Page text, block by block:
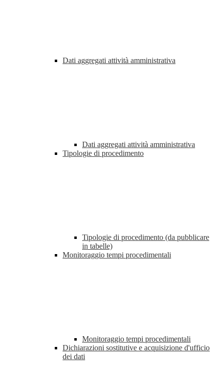
Dati aggregati attività amministrativa
Dati aggregati attività amministrativa
Tipologie di procedimento
Tipologie di procedimento (da pubblicare
in tabelle)
Monitoraggio tempi procedimentali
Monitoraggio tempi procedimentali
Dichiarazioni sostitutive e acquisizione d'ufficio
dei dati